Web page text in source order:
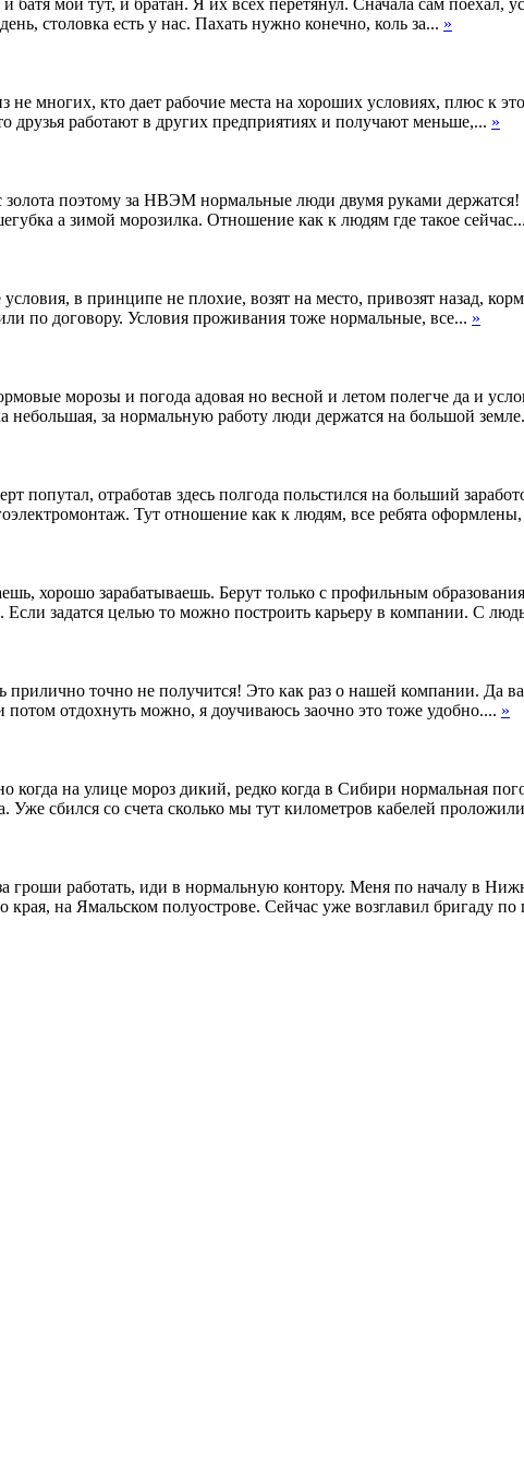
столовка есть у нас. Пахать нужно конечно, коль за... »
многих, кто дает рабочие места на хороших условиях, плюс к
друзья работают в других предприятиях и получают меньше,... »
золота поэтому за НВЭМ нормальные люди двумя руками
а зимой морозилка. Отношение как к людям где такое сейчас...
в принципе не плохие, возят на место, привозят назад,
по договору. Условия проживания тоже нормальные, все... »
морозы и погода адовая но весной и летом полегче да и
за нормальную работу люди держатся на большой
отработав здесь полгода польстился на больший
Тут отношение как к людям, все ребята оформлены,
хорошо зарабатываешь. Берут только с профильным
задатся целью то можно построить карьеру в компании. С
прилично точно не получится! Это как раз о нашей компании. Да
потом отдохнуть можно, я доучиваюсь заочно это тоже удобно.... »
когда на улице мороз дикий, редко когда в Сибири нормальная
сбился со счета сколько мы тут километров кабелей
гроши работать, иди в нормальную контору. Меня по началу в
на Ямальском полуострове. Сейчас уже возглавил бригаду по